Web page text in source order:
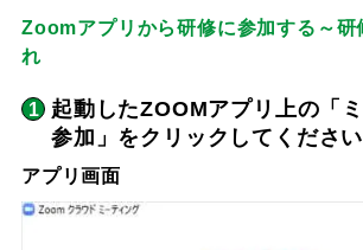
Zoomアプリから研修に参加する～研
れ
起動したZOOMアプリ上の「
参加」をクリックしてください
アプリ画面